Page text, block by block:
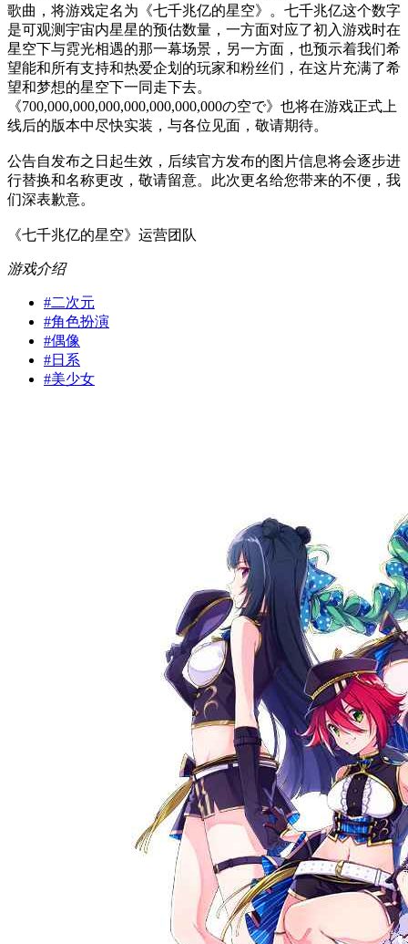
歌曲，将游戏定名为《七千兆亿的星空》。七千兆亿这个数字
是可观测宇宙内星星的预估数量，一方面对应了初入游戏时在
星空下与霓光相遇的那一幕场景，另一方面，也预示着我们希
望能和所有支持和热爱企划的玩家和粉丝们，在这片充满了希
望和梦想的星空下一同走下去。
《700,000,000,000,000,000,000,000の空で》也将在游戏正式上
线后的版本中尽快实装，与各位见面，敬请期待。
公告自发布之日起生效，后续官方发布的图片信息将会逐步进
行替换和名称更改，敬请留意。此次更名给您带来的不便，我
们深表歉意。
《七千兆亿的星空》运营团队
游戏介绍
#二次元
#角色扮演
#偶像
#日系
#美少女